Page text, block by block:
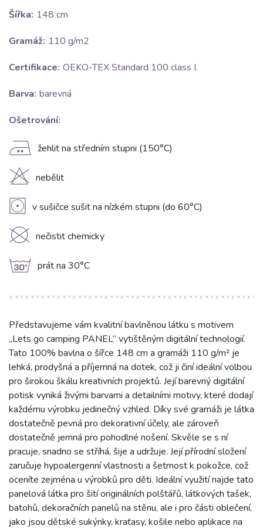
Šířka: 148 cm
Gramáž: 110 g/m2
Certifikace: OEKO-TEX Standard 100 class I.
Barva: barevná
Ošetrování:
E žehlit na středním stupni (150°C)
H nebělit
V v sušičce sušit na nízkém stupni (do 60°C)
K nečistit chemicky
g prát na 30°C
Představujeme vám kvalitní bavlněnou látku s motivem
„Lets go camping PANEL“ vytištěným digitální technologií.
Tato 100% bavlna o šířce 148 cm a gramáži 110 g/m² je
lehká, prodyšná a příjemná na dotek, což ji činí ideální volbou
pro širokou škálu kreativních projektů. Její barevný digitální
potisk vyniká živými barvami a detailními motivy, které dodají
každému výrobku jedinečný vzhled. Díky své gramáži je látka
dostatečně pevná pro dekorativní účely, ale zároveň
dostatečně jemná pro pohodlné nošení. Skvěle se s ní
pracuje, snadno se stříhá, šije a udržuje. Její přírodní složení
zaručuje hypoalergenní vlastnosti a šetrnost k pokožce, což
oceníte zejména u výrobků pro děti. Ideální využití najde tato
panelová látka pro šití originálních polštářů, látkových tašek,
batohů, dekoračních panelů na stěnu, ale i pro části oblečení,
jako jsou dětské sukýnky, kraťasy, košile nebo aplikace na